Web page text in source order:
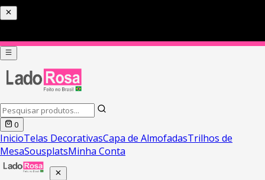
0
InicioTelas DecorativasCapa de AlmofadasTrilhos de
MesaSousplatsMinha Conta